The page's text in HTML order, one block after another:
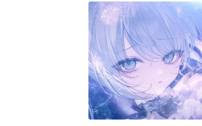
muevoクラウドファンディング
ぶいコミュ！by muevo